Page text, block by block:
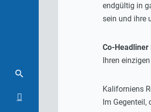
endgültig in
sein und ihre
Co-Headliner
Ihren
Kaliforniens
Im Gegenteil,